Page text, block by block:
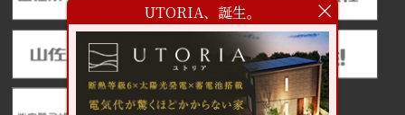
UTORIA、誕生。